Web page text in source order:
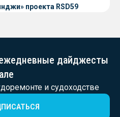
проекта RSD59
дайджесты
и судоходстве